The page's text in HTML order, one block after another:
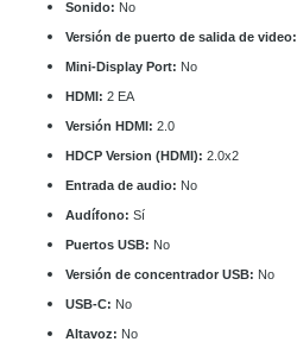
Sonido: No
Versión de puerto de salida de video:
Mini-Display Port: No
HDMI: 2 EA
Versión HDMI: 2.0
HDCP Version (HDMI): 2.0x2
Entrada de audio: No
Audífono: Sí
Puertos USB: No
Versión de concentrador USB: No
USB-C: No
Altavoz: No